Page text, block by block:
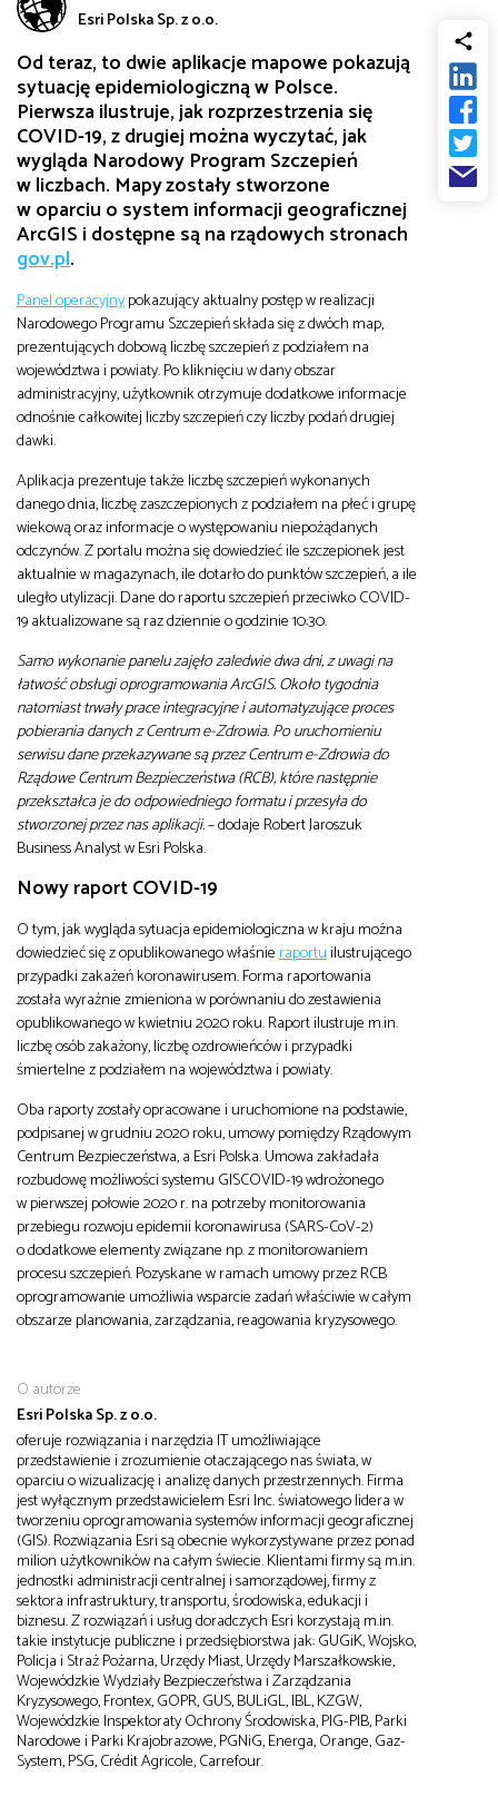
od
do
Infrastruktura i telekomunikacja
Turystyka i rekreacja
Architektura, inżynieria i budownictwo
Esri Polska Sp. z o.o.
Od teraz, to dwie aplikacje mapowe pokazują
sytuację epidemiologiczną w Polsce.
Pierwsza ilustruje, jak rozprzestrzenia się
COVID-19, z drugiej można wyczytać, jak
wygląda Narodowy Program Szczepień
w liczbach. Mapyzostały stworzone
w oparciu o system informacji geograficznej
ArcGIS i dostępne są na rządowych stronach
gov.pl.
Panel operacyjnypokazujący aktualny postęp w realizacji
Narodowego Programu Szczepień składa się z dwóch map,
prezentujących dobową liczbę szczepień z podziałem na
województwa i powiaty. Po kliknięciu w dany obszar
administracyjny, użytkownik otrzymuje dodatkowe informacje
odnośnie całkowitej liczby szczepień czy liczby podań drugiej
dawki.
Aplikacja prezentuje także liczbę szczepień wykonanych
danego dnia, liczbę zaszczepionych z podziałem na płeć i grupę
wiekową oraz informacje o występowaniu niepożądanych
odczynów. Z portalu można się dowiedzieć ile szczepionek jest
aktualnie w magazynach, ile dotarło do punktów szczepień, a ile
uległo utylizacji. Dane do raportu szczepień przeciwko COVID-
19 aktualizowane są raz dziennie o godzinie 10:30.
Samo wykonanie panelu zajęło zaledwie dwa dni, z uwagi na
łatwość obsługi oprogramowania ArcGIS. Około tygodnia
natomiast trwały prace integracyjne i automatyzujące proces
pobierania danych z Centrum e-Zdrowia. Po uruchomieniu
serwisu dane przekazywane są przez Centrum e-Zdrowia do
Rządowe Centrum Bezpieczeństwa (RCB), które następnie
przekształca je do odpowiedniego formatu i przesyła do
stworzonej przez nas aplikacji.– dodaje Robert Jaroszuk
Business Analyst w Esri Polska.
Nowy raport COVID-19
O tym, jak wygląda sytuacja epidemiologiczna w kraju można
dowiedzieć się z opublikowanego właśnieraportuilustrującego
przypadki zakażeń koronawirusem. Forma raportowania
została wyraźnie zmieniona w porównaniu do zestawienia
opublikowanego w kwietniu 2020 roku. Raport ilustruje m.in.
liczbę osób zakażony, liczbę ozdrowieńców i przypadki
śmiertelne z podziałem na województwa i powiaty.
Oba raporty zostały opracowane i uruchomione na podstawie,
podpisanej w grudniu 2020 roku, umowy pomiędzy Rządowym
Centrum Bezpieczeństwa, a Esri Polska. Umowa zakładała
rozbudowę możliwości systemu GISCOVID-19 wdrożonego
w pierwszej połowie 2020 r. na potrzeby monitorowania
przebiegu rozwoju epidemii koronawirusa (SARS-CoV-2)
o dodatkowe elementy związane np. z monitorowaniem
procesu szczepień. Pozyskane w ramach umowy przez RCB
oprogramowanie umożliwia wsparcie zadań właściwie w całym
obszarze planowania, zarządzania, reagowania kryzysowego.
O autorze
Esri Polska Sp. z o.o.
oferuje rozwiązania i narzędzia IT umożliwiające
przedstawienie i zrozumienie otaczającego nas świata, w
oparciu o wizualizację i analizę danych przestrzennych. Firma
jest wyłącznym przedstawicielem Esri Inc. światowego lidera w
tworzeniu oprogramowania systemów informacji geograficznej
(GIS). Rozwiązania Esri są obecnie wykorzystywane przez ponad
milion użytkowników na całym świecie. Klientami firmy są m.in.
jednostki administracji centralnej i samorządowej, firmy z
sektora infrastruktury, transportu, środowiska, edukacji i
biznesu. Z rozwiązań i usług doradczych Esri korzystają m.in.
takie instytucje publiczne i przedsiębiorstwa jak: GUGiK, Wojsko,
Policja i Straż Pożarna, Urzędy Miast, Urzędy Marszałkowskie,
Wojewódzkie Wydziały Bezpieczeństwa i Zarządzania
Kryzysowego, Frontex, GOPR, GUS, BULiGL, IBL, KZGW,
Wojewódzkie Inspektoraty Ochrony Środowiska, PIG-PIB, Parki
Narodowe i Parki Krajobrazowe, PGNiG, Energa, Orange, Gaz-
System, PSG, Crédit Agricole, Carrefour.